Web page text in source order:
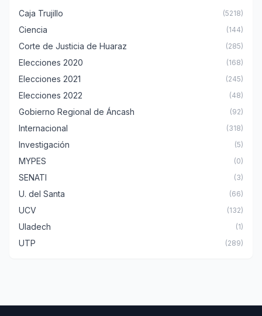
Caja Trujillo (5218)
Ciencia (144)
Corte de Justicia de Huaraz (285)
Elecciones 2020 (168)
Elecciones 2021 (245)
Elecciones 2022 (48)
Gobierno Regional de Áncash (92)
Internacional (318)
Investigación (5)
MYPES (0)
SENATI (3)
U. del Santa (66)
UCV (132)
Uladech (1)
UTP (289)